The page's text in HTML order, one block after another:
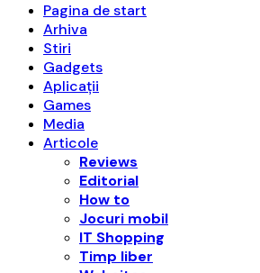
Pagina de start
Arhiva
Stiri
Gadgets
Aplicații
Games
Media
Articole
Reviews
Editorial
How to
Jocuri mobil
IT Shopping
Timp liber